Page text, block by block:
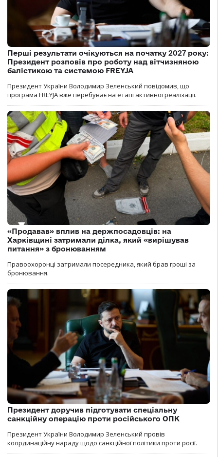
Перші результати очікуються на початку 2027 року:
Президент розповів про роботу над вітчизняною
балістикою та системою FREYJA
Президент України Володимир Зеленський повідомив, що
програма FREYJA вже перебуває на етапі активної реалізації.
«Продавав» вплив на держпосадовців: на
Харківщині затримали ділка, який «вирішував
питання» з бронюванням
Правоохоронці затримали посередника, який брав гроші за
бронювання.
Президент доручив підготувати спеціальну
санкційну операцію проти російського ОПК
Президент України Володимир Зеленський провів
координаційну нараду щодо санкційної політики проти росії.